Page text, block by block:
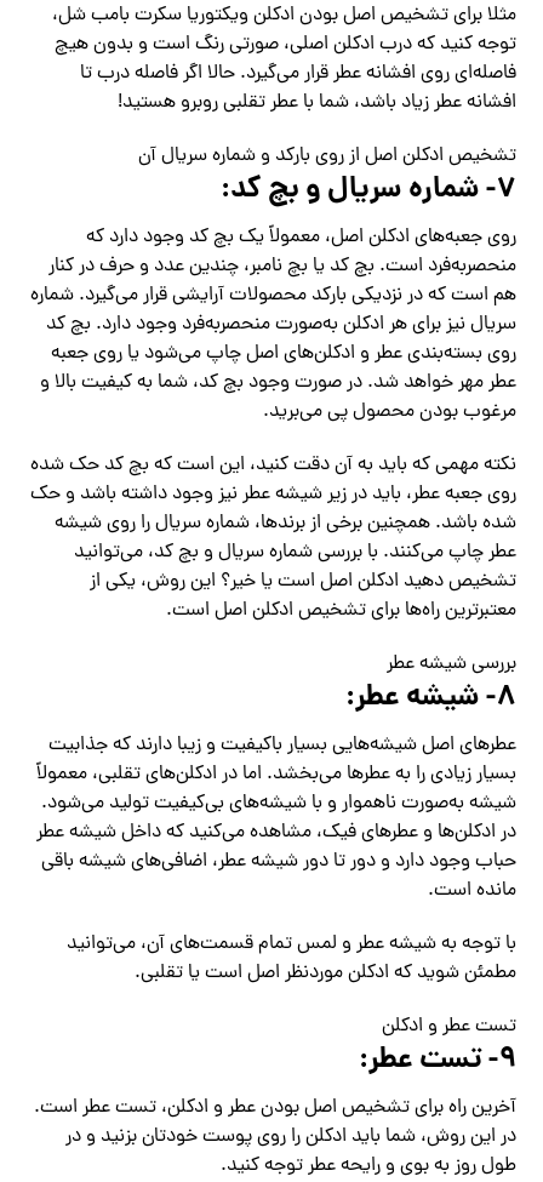
مثلا برای تشخیص اصل بودن ادکلن ویکتوریا سکرت بامب شل،
توجه کنید که درب ادکلن اصلی، صورتی رنگ است و بدون هیچ
فاصله‌ای روی افشانه عطر قرار می‌گیرد. حالا اگر فاصله درب تا
افشانه عطر زیاد باشد، شما با عطر تقلبی روبرو هستید!
تشخیص ادکلن اصل از روی بارکد و شماره سریال آن
۷- شماره‌ سریال و بچ کد:
روی جعبه‌های ادکلن اصل، معمولاً یک بچ کد وجود دارد که
منحصربه‌فرد است. بچ کد یا بچ نامبر، چندین عدد و حرف در کنار
هم است که در نزدیکی بارکد محصولات آرایشی قرار می‌گیرد. شماره‌
سریال نیز برای هر ادکلن به‌صورت منحصربه‌فرد وجود دارد. بچ کد
روی بسته‌بندی عطر و ادکلن‌های اصل چاپ می‌شود یا روی جعبه
عطر مهر خواهد شد. در صورت وجود بچ کد، شما به کیفیت بالا و
مرغوب بودن محصول پی می‌برید.
نکته مهمی که باید به آن دقت کنید، این است که بچ کد حک شده
روی جعبه عطر، باید در زیر شیشه عطر نیز وجود داشته باشد و حک
شده باشد. همچنین برخی از برندها، شماره‌ سریال را روی شیشه
عطر چاپ می‌کنند. با بررسی شماره سریال و بچ کد، می‌توانید
تشخیص دهید ادکلن اصل است یا خیر؟ این روش، یکی از
معتبرترین راه‌ها برای تشخیص ادکلن اصل است.
بررسی شیشه عطر
۸- شیشه عطر:
عطرهای اصل شیشه‌هایی بسیار باکیفیت و زیبا دارند که جذابیت
بسیار زیادی را به عطرها می‌بخشد. اما در ادکلن‌های تقلبی، معمولاً
شیشه به‌صورت ناهموار و با شیشه‌های بی‌کیفیت تولید می‌شود.
در ادکلن‌ها و عطرهای فیک، مشاهده می‌کنید که داخل شیشه عطر
حباب وجود دارد و دور تا دور شیشه عطر، اضافی‌های شیشه باقی
مانده است.
با توجه به شیشه عطر و لمس تمام قسمت‌های آن، می‌توانید
مطمئن شوید که ادکلن موردنظر اصل است یا تقلبی.
تست عطر و ادکلن
۹- تست عطر:
آخرین راه برای تشخیص اصل بودن عطر و ادکلن، تست عطر است.
در این روش، شما باید ادکلن را روی پوست خودتان بزنید و در
طول روز به بوی و رایحه عطر توجه کنید.